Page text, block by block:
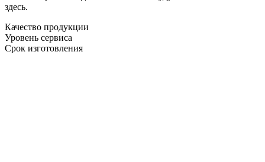
здесь.
Качество продукции
Уровень сервиса
Срок изготовления